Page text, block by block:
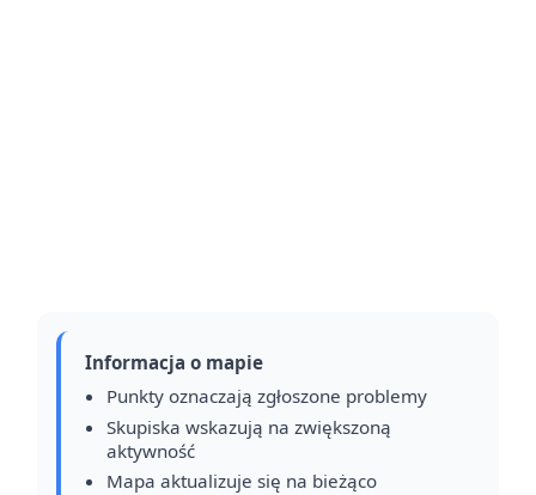
Informacja o mapie
Punkty oznaczają zgłoszone problemy
Skupiska wskazują na zwiększoną
aktywność
Mapa aktualizuje się na bieżąco